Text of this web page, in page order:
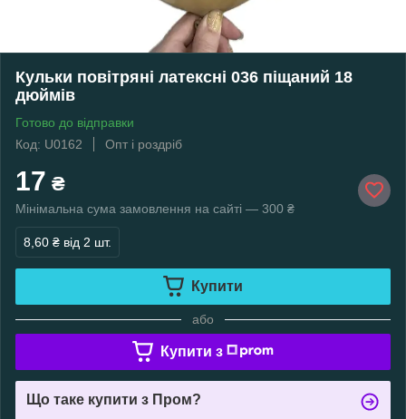
Кульки повітряні латексні 036 піщаний 18
дюймів
Готово до відправки
Код: U0162
Опт і роздріб
17 ₴
Мінімальна сума замовлення на сайті — 300 ₴
8,60 ₴ від 2 шт.
Купити
або
Купити з
Що таке купити з Пром?